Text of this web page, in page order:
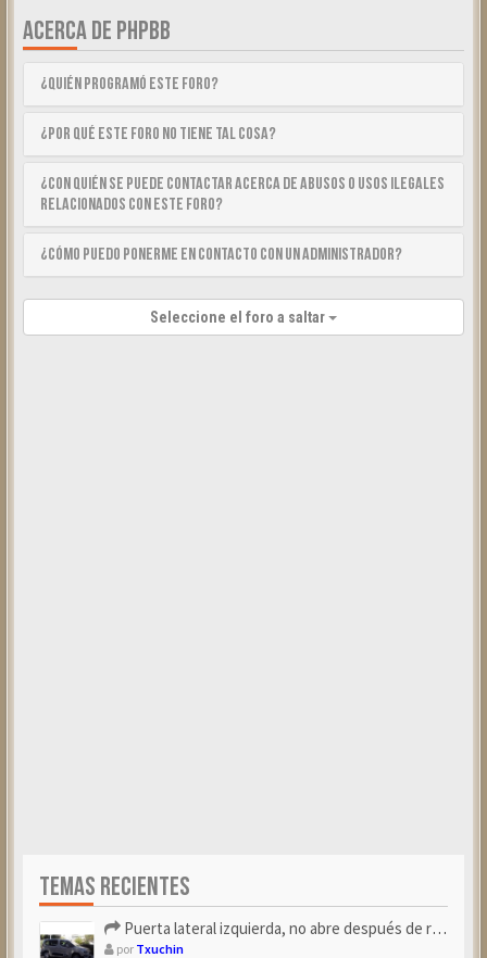
ACERCA DE PHPBB
¿Quién programó este foro?
¿Por qué este foro no tiene tal cosa?
¿Con quién se puede contactar acerca de abusos o usos ilegales
relacionados con este foro?
¿Cómo puedo ponerme en contacto con un Administrador?
Seleccione el foro a saltar
TEMAS RECIENTES
Puerta lateral izquierda, no abre después de repostar.
por Txuchin